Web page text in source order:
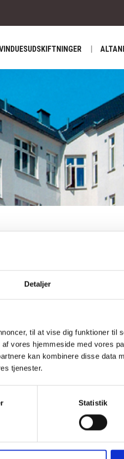
Detaljer
til at vise dig funktioner til
vores hjemmeside med vores
kan kombinere disse data
tjenester.
Statistik